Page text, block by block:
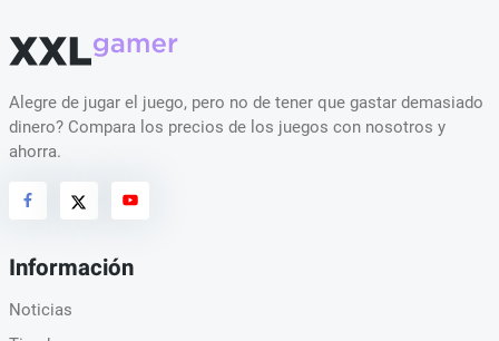
Alegre de jugar el juego, pero no de tener que gastar demasiado
dinero? Compara los precios de los juegos con nosotros y
ahorra.
Información
Noticias